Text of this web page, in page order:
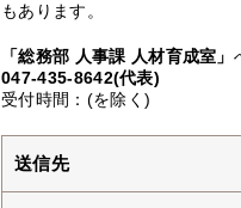
もあります。
「総務部 人事課 人材育成室」
047-435-8642(代表)
受付時間：(を除く)
送信先